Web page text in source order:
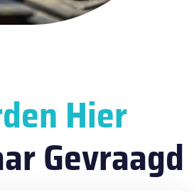
Hier
Gevraagd